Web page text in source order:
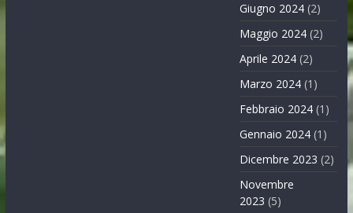
Giugno 2024 (2)
Maggio 2024 (2)
Aprile 2024 (2)
Marzo 2024 (1)
Febbraio 2024 (1)
Gennaio 2024 (1)
Dicembre 2023 (2)
Novembre
2023 (5)